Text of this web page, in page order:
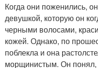
Когда они поженились,
девушкой, которую он
черными волосами,
кожей. Однако, по
поблекла и она
морщинистым. Он понял,